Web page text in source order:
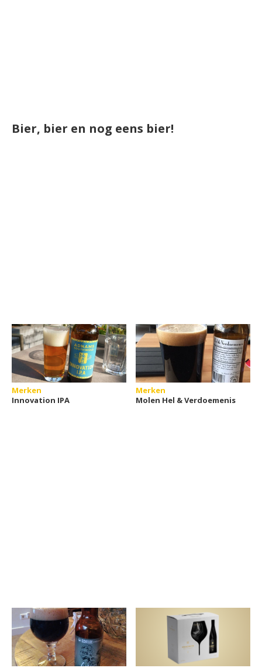
Bier, bier en nog eens bier!
Merken
Innovation IPA
Merken
Molen Hel & Verdoemenis